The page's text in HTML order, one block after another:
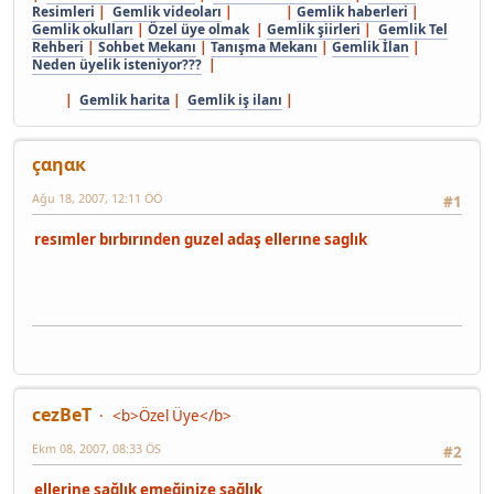
Resimleri | Gemlik videoları | | Gemlik haberleri |
Gemlik okulları | Özel üye olmak| Gemlik şiirleri | Gemlik Tel
Rehberi | Sohbet Mekanı | Tanışma Mekanı | Gemlik İlan |
Neden üyelik isteniyor??? |
| Gemlik harita | Gemlik iş ilanı |
çαηαк
#1
Ağu 18, 2007, 12:11 ÖÖ
resımler bırbırınden guzel adaş ellerıne saglık
cezBeT
<b>Özel Üye</b>
#2
Ekm 08, 2007, 08:33 ÖS
ellerine sağlık emeğinize sağlık